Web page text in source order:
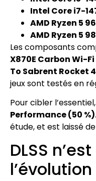
Intel Core i7-
AMD Ryzen 5
AMD Ryzen 5
Les composants
X870E Carbon Wi-Fi
To Sabrent Rocket
jeux sont testés en
Pour cibler
Performance (50 %)
étude, et est laissé
DLSS